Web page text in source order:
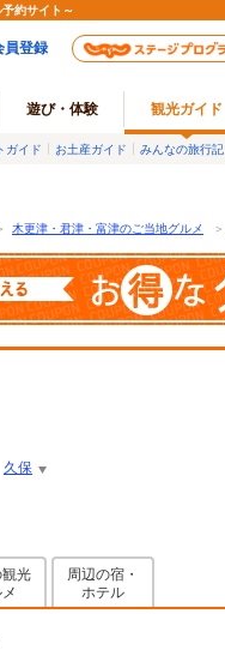
約サイト～
員登録
遊び・体験 観光ガイド
ガイド お土産ガイド みんなの旅行記
木更津・君津・富津のご当地グルメ ＞
久保
観光
周辺の宿・
ホテル